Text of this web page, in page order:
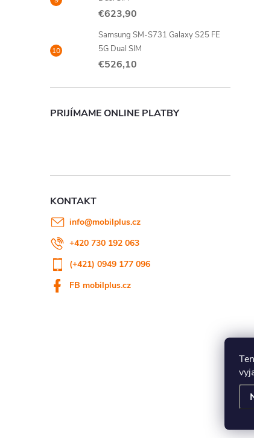
€623,90
Samsung SM-S731 Galaxy S25 FE
5G Dual SIM
€526,10
PRIJÍMAME ONLINE PLATBY
KONTAKT
info@mobilplus.cz
+420 730 192 063
(+421) 0949 177 096
FB mobilplus.cz
DETAIL DETAIL